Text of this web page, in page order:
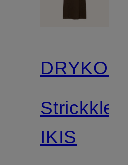
DRYKORN
Strickkleid
IKIS